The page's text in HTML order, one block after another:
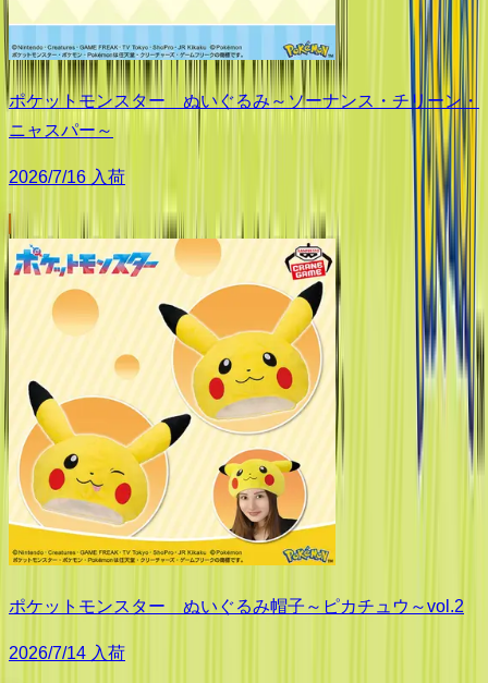
ポケットモンスター ぬいぐるみ～ソーナンス・チリーン・
ニャスパー～
2026/7/16 入荷
ポケットモンスター ぬいぐるみ帽子～ピカチュウ～vol.2
2026/7/14 入荷